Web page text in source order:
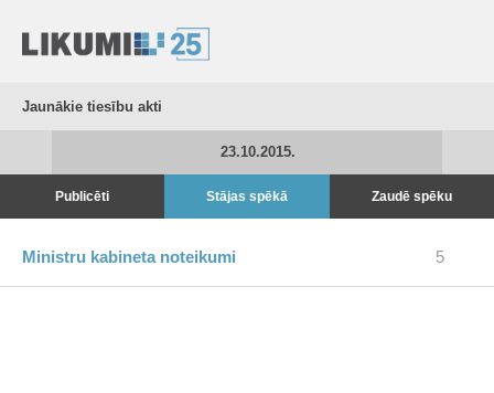
Jaunākie tiesību akti
23.10.2015.
Publicēti Stājas spēkā Zaudē spēku
Ministru kabineta noteikumi 5